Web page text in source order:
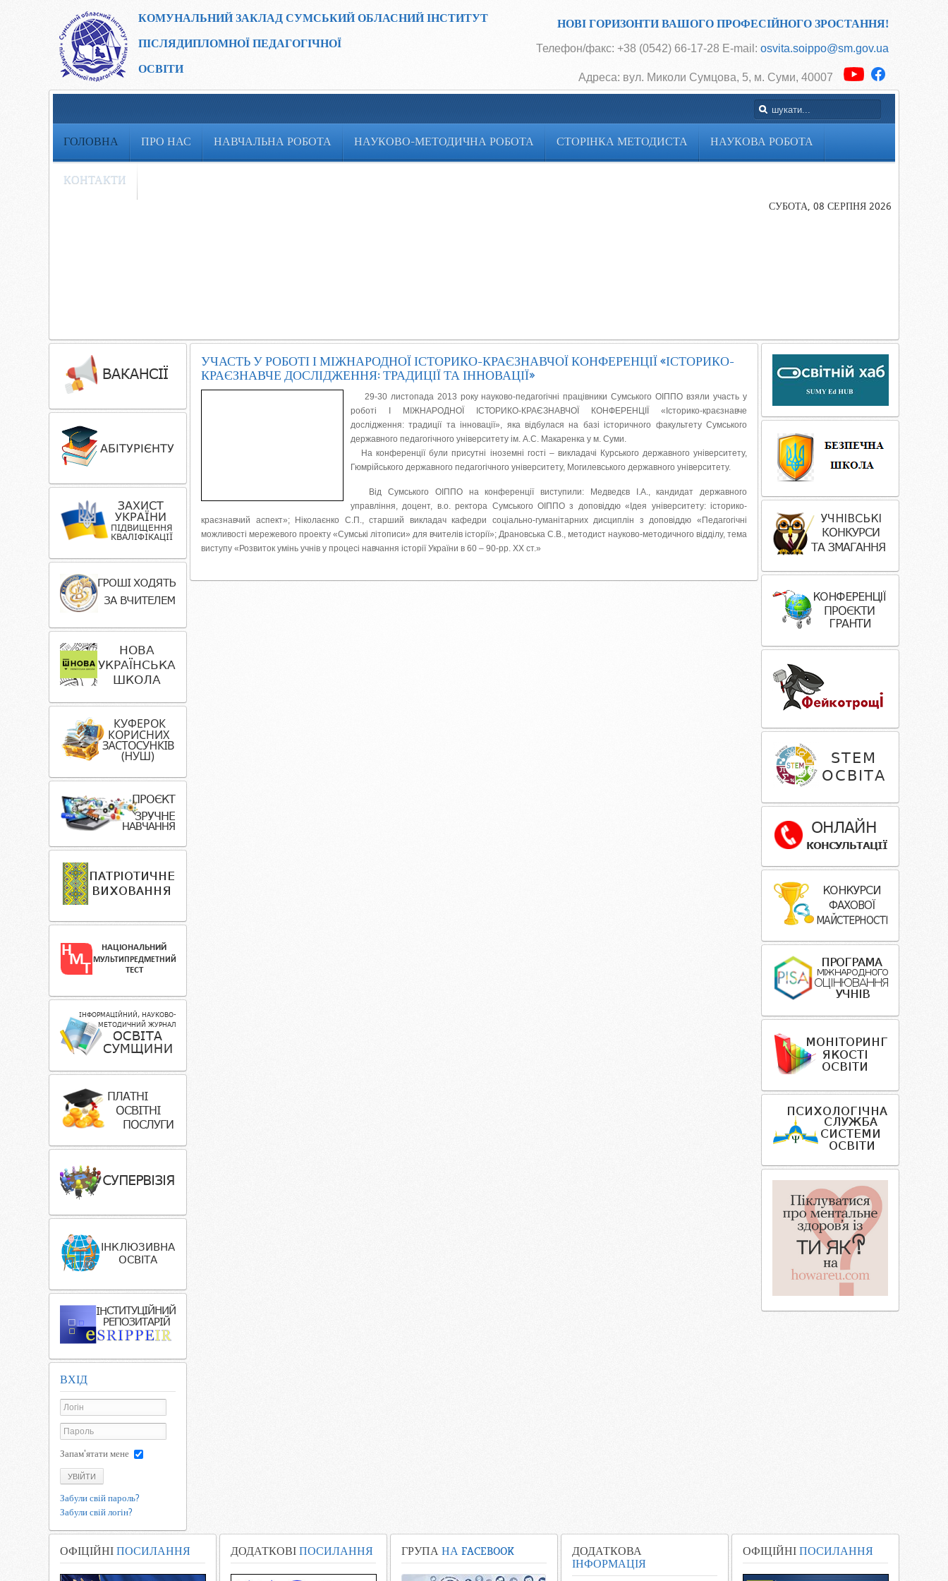
КОМУНАЛЬНИЙ ЗАКЛАД СУМСЬКИЙ ОБЛАСНИЙ ІНСТИТУТ
ПІСЛЯДИПЛОМНОЇ ПЕДАГОГІЧНОЇ
ОСВІТИ
НОВІ ГОРИЗОНТИ ВАШОГО ПРОФЕСІЙНОГО ЗРОСТАННЯ!
Телефон/факс: +38 (0542) 66-17-28 E-mail: osvita.soippo@sm.gov.ua
Адреса: вул. Миколи Сумцова, 5, м. Суми, 40007
ГОЛОВНА ПРО НАС НАВЧАЛЬНА РОБОТА НАУКОВО-МЕТОДИЧНА РОБОТА СТОРІНКА МЕТОДИСТА НАУКОВА РОБОТА
КОНТАКТИ
СУБОТА, 08 СЕРПНЯ 2026
УЧАСТЬ У РОБОТІ І МІЖНАРОДНОЇ ІСТОРИКО-КРАЄЗНАВЧОЇ КОНФЕРЕНЦІЇ «ІСТОРИКО-
КРАЄЗНАВЧЕ ДОСЛІДЖЕННЯ: ТРАДИЦІЇ ТА ІННОВАЦІЇ»
29-30 листопада 2013 року науково-педагогічні працівники Сумського ОІППО взяли участь у
роботі І МІЖНАРОДНОЇ ІСТОРИКО-КРАЄЗНАВЧОЇ КОНФЕРЕНЦІЇ «Історико-краєзнавче
дослідження: традиції та інновації», яка відбулася на базі історичного факультету Сумського
державного педагогічного університету ім. А.С. Макаренка у м. Суми.
На конференції були присутні іноземні гості – викладачі Курського державного університету,
Гюмрійського державного педагогічного університету, Могилевського державного університету.
Від Сумського ОІППО на конференції виступили: Медведєв І.А., кандидат державного
управління, доцент, в.о. ректора Сумського ОІППО з доповіддю «Ідея університету: історико-
краєзнавчий аспект»; Ніколаєнко С.П., старший викладач кафедри соціально-гуманітарних дисциплін з доповіддю «Педагогічні
можливості мережевого проекту «Сумські літописи» для вчителів історії»; Драновська С.В., методист науково-методичного відділу, тема
виступу «Розвиток умінь учнів у процесі навчання історії України в 60 – 90-рр. ХХ ст.»
ВХІД
Запам'ятати мене
УВІЙТИ
Забули свій пароль?
Забули свій логін?
ОФІЦІЙНІ ПОСИЛАННЯ ДОДАТКОВІ ПОСИЛАННЯ ГРУПА НА FACEBOOK
ДОДАТКОВА
ІНФОРМАЦІЯ
ОФІЦІЙНІ ПОСИЛАННЯ